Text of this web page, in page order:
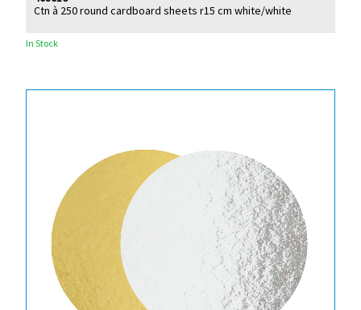
Ctn à 250 round cardboard sheets r15 cm white/white
In Stock